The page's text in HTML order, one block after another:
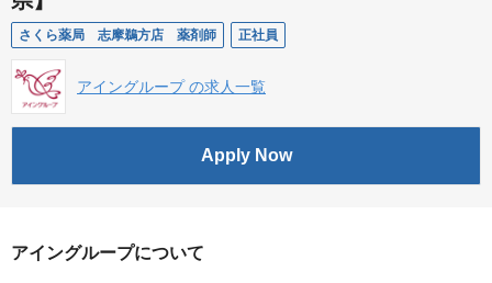
さくら薬局 志摩鵜方店 薬剤師 正社員
アイングループ の求人一覧
Apply Now
アイングループについて